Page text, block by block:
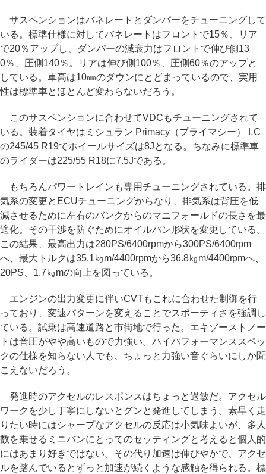
サスペンションはバネレートとダンパーをチューニングして
いる。標準仕様に対してバネレートはフロントで15％、リア
で20％アップし、ダンパーの減衰力はフロントで伸び側13
0％、圧側140％。リアは伸び側100％、圧側60％のアップと
している。車高は10㎜のダウンにとどまっているので、実用
性は標準車とほとんど変わらないだろう。
このサスペンションに合わせてVDCもチューニングされて
いる。装着タイヤはミシュラン Primacy（プライマシー） LC
の245/45 R19でホイールサイズは8Jとなる。ちなみに標準車
のライダーは225/55 R18に7.5Jである。
もちろんパワートレインも専用チューニングされている。排
気系の変更とECUチューニングからなり、排気系は背圧を低
減させるために左右のバンクからのマニフォールドの長さを最
適化。その干渉を防ぐためにオイルパン形状を変更している。
この結果、最高出力は280PS/6400rpmから300PS/6400rpm
へ、最大トルクは35.1㎏m/4400rpmから36.8㎏m/4400rpmへ、
20PS、1.7㎏mの向上を図っている。
エンジンの出力変更に伴いCVTもこれに合わせた制御を行
っており、変速パターンを変えることでスポーティさを強調し
ている。試乗は高速道路と市街地で行った。エキゾーストノー
トは音圧がやや高いもので力強い。ハイパフォーマンススペッ
クの仕様を知らない人でも、ちょっと力強い音ぐらいにしか聞
こえないだろう。
発進時のアクセルのレスポンスはちょっと過敏だ。アクセル
ワークを少し丁寧にしないとグンと発進してしまう。素早く走
りたい時にはシャープなアクセルの反応は小気味よいが、多人
数を乗せるミニバンにとってのセッティングと考えると個人的
にはあまり好きではない。その代り加速は伸びやかで、アクセ
ルを踏んでいるとずっと加速が続くような感触を得られる。標